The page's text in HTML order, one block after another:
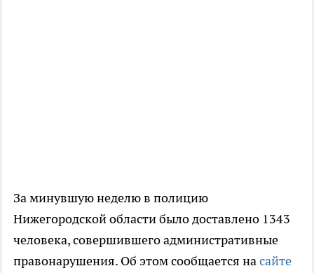
За минувшую неделю в полицию
Нижегородской области было доставлено 1343
человека, совершившего административные
правонарушения. Об этом сообщается насайте